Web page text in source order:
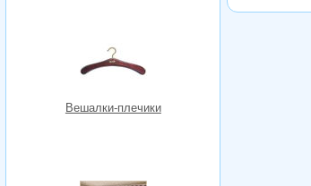
Вешалки-плечики